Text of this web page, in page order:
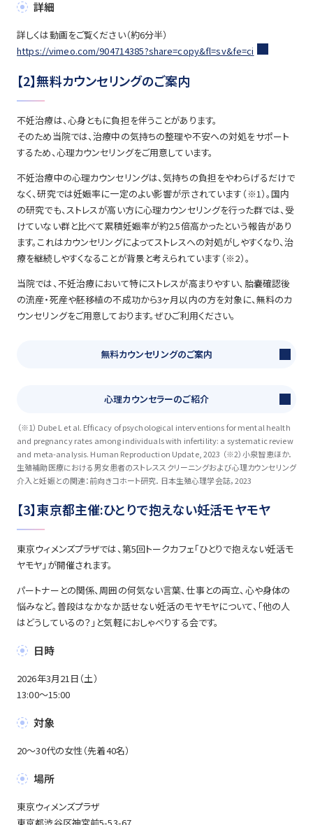
詳細
詳しくは動画をご覧ください（約6分半）
https://vimeo.com/904714385?share=copy&fl=sv&fe=ci
【2】無料カウンセリングのご案内
不妊治療は、心身ともに負担を伴うことがあります。
そのため当院では、治療中の気持ちの整理や不安への対処をサポート
するため、心理カウンセリングをご用意しています。
不妊治療中の心理カウンセリングは、気持ちの負担をやわらげるだけで
なく、研究では妊娠率に一定のよい影響が示されています（※1）。国内
の研究でも、ストレスが高い方に心理カウンセリングを行った群では、受
けていない群と比べて累積妊娠率が約2.5倍高かったという報告があり
ます。これはカウンセリングによってストレスへの対処がしやすくなり、治
療を継続しやすくなることが背景と考えられています（※2）。
当院では、不妊治療において特にストレスが高まりやすい、胎嚢確認後
の流産・死産や胚移植の不成功から3ヶ月以内の方を対象に、無料のカ
ウンセリングをご用意しております。ぜひご利用ください。
無料カウンセリングのご案内
心理カウンセラーのご紹介
（※1）Dube L et al. Efficacy of psychological interventions for mental health
and pregnancy rates among individuals with infertility: a systematic review
and meta-analysis. Human Reproduction Update, 2023 （※2）小泉智恵ほか．
生殖補助医療における男女患者のストレススクリーニングおよび心理カウンセリング
介入と妊娠との関連：前向きコホート研究．日本生殖心理学会誌，2023
【3】東京都主催:ひとりで抱えない妊活モヤモヤ
東京ウィメンズプラザでは、第5回トークカフェ「ひとりで抱えない妊活モ
ヤモヤ」が開催されます。
パートナーとの関係、周囲の何気ない言葉、仕事との両立、心や身体の
悩みなど。普段はなかなか話せない妊活のモヤモヤについて、「他の人
はどうしているの？」と気軽におしゃべりする会です。
日時
2026年3月21日（土）
13:00～15:00
対象
20～30代の女性（先着40名）
場所
東京ウィメンズプラザ
東京都渋谷区神宮前5-53-67